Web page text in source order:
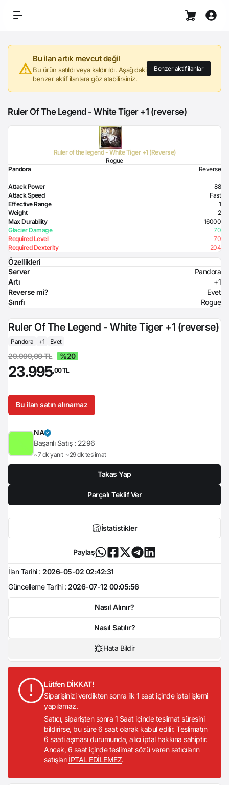
Bu ilan artık mevcut değil
Bu ürün satıldı veya kaldırıldı. Aşağıdaki
benzer aktif ilanlara göz atabilirsiniz.
Benzer aktif ilanlar
Ruler Of The Legend - White Tiger +1 (reverse)
Ruler of the legend - White Tiger +1 (Reverse)
Rogue
Pandora
Reverse
Attack Power
88
Attack Speed
Fast
Effective Range
1
Weight
2
Max Durability
16000
Glacier Damage
70
Required Level
70
Required Dexterity
204
Özellikleri
Server
Pandora
Artı
+1
Reverse mi?
Evet
Sınıfı
Rogue
Ruler Of The Legend - White Tiger +1 (reverse)
Pandora +1 Evet
29.999,00 TL %20
23.995,00 TL
Bu ilan satın alınamaz
NA
Başarılı Satış : 2296
~7 dk yanıt ~29 dk teslimat
Takas Yap
Parçalı Teklif Ver
İstatistikler
Paylaş
İlan Tarihi : 2026-05-02 02:42:31
Güncelleme Tarihi : 2026-07-12 00:05:56
Nasıl Alınır?
Nasıl Satılır?
Hata Bildir
Lütfen DİKKAT!
Siparişinizi verdikten sonra ilk 1 saat içinde iptal işlemi
yapılamaz.
Satıcı, siparişten sonra 1 Saat içinde teslimat süresini
bildirirse, bu süre 6 saat olarak kabul edilir. Teslimatın
6 saati aşması durumunda, alıcı iptal hakkına sahiptir.
Ancak, 6 saat içinde teslimat sözü veren satıcıların
satışları İPTAL EDİLEMEZ.